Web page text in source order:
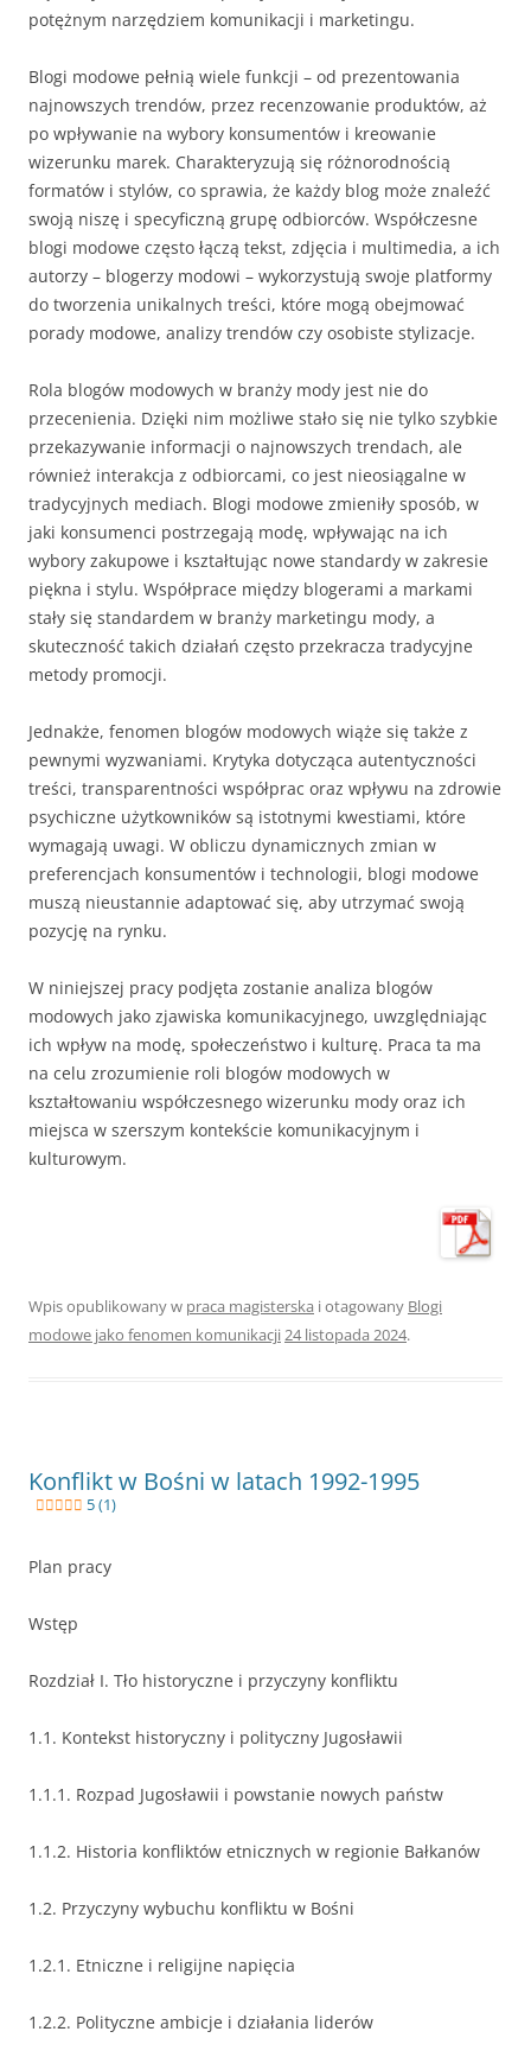
potężnym narzędziem komunikacji i marketingu.
Blogi modowe pełnią wiele funkcji – od prezentowania
najnowszych trendów, przez recenzowanie produktów, aż
po wpływanie na wybory konsumentów i kreowanie
wizerunku marek. Charakteryzują się różnorodnością
formatów i stylów, co sprawia, że każdy blog może znaleźć
swoją niszę i specyficzną grupę odbiorców. Współczesne
blogi modowe często łączą tekst, zdjęcia i multimedia, a ich
autorzy – blogerzy modowi – wykorzystują swoje platformy
do tworzenia unikalnych treści, które mogą obejmować
porady modowe, analizy trendów czy osobiste stylizacje.
Rola blogów modowych w branży mody jest nie do
przecenienia. Dzięki nim możliwe stało się nie tylko szybkie
przekazywanie informacji o najnowszych trendach, ale
również interakcja z odbiorcami, co jest nieosiągalne w
tradycyjnych mediach. Blogi modowe zmieniły sposób, w
jaki konsumenci postrzegają modę, wpływając na ich
wybory zakupowe i kształtując nowe standardy w zakresie
piękna i stylu. Współprace między blogerami a markami
stały się standardem w branży marketingu mody, a
skuteczność takich działań często przekracza tradycyjne
metody promocji.
Jednakże, fenomen blogów modowych wiąże się także z
pewnymi wyzwaniami. Krytyka dotycząca autentyczności
treści, transparentności współprac oraz wpływu na zdrowie
psychiczne użytkowników są istotnymi kwestiami, które
wymagają uwagi. W obliczu dynamicznych zmian w
preferencjach konsumentów i technologii, blogi modowe
muszą nieustannie adaptować się, aby utrzymać swoją
pozycję na rynku.
W niniejszej pracy podjęta zostanie analiza blogów
modowych jako zjawiska komunikacyjnego, uwzględniając
ich wpływ na modę, społeczeństwo i kulturę. Praca ta ma
na celu zrozumienie roli blogów modowych w
kształtowaniu współczesnego wizerunku mody oraz ich
miejsca w szerszym kontekście komunikacyjnym i
kulturowym.
Wpis opublikowany w praca magisterska i otagowany Blogi
modowe jako fenomen komunikacji24 listopada 2024.
Konflikt w Bośni w latach 1992-1995
5 (1)
Plan pracy
Wstęp
Rozdział I. Tło historyczne i przyczyny konfliktu
1.1. Kontekst historyczny i polityczny Jugosławii
1.1.1. Rozpad Jugosławii i powstanie nowych państw
1.1.2. Historia konfliktów etnicznych w regionie Bałkanów
1.2. Przyczyny wybuchu konfliktu w Bośni
1.2.1. Etniczne i religijne napięcia
1.2.2. Polityczne ambicje i działania liderów